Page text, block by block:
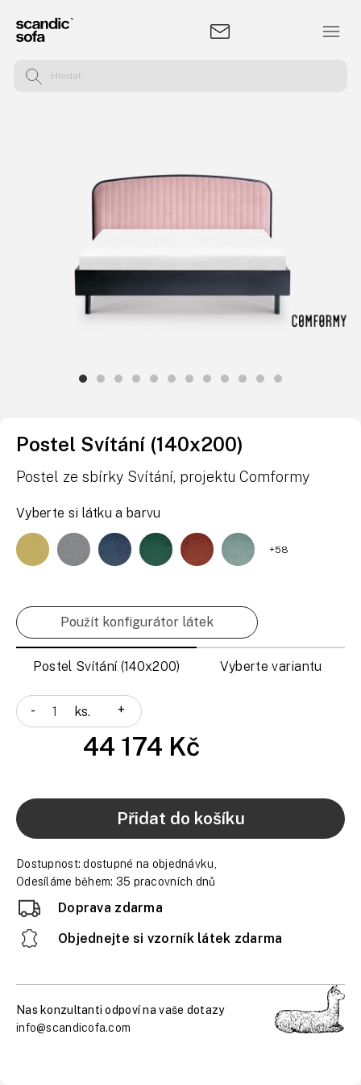
Postel Svítání (140x200)
Postel ze sbírky Svítání, projektu Comformy
Vyberte si látku a barvu
+58
Použít konfigurátor látek
Postel Svítání (140x200) Vyberte variantu
- +
ks.
44 174 Kč
Přidat do košíku
Dostupnost:dostupné na objednávku,
Odesíláme během: 35 pracovních dnů
Doprava zdarma
Objednejte si vzorník látek zdarma
Nas konzultanti odpoví na vaše dotazy
info@scandicofa.com